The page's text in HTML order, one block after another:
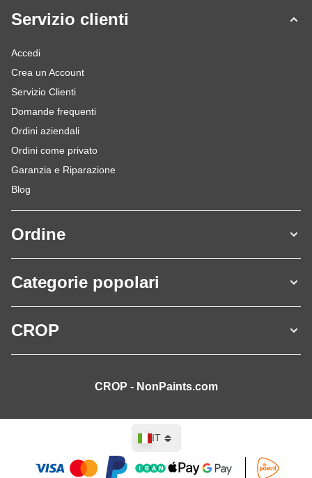
Servizio clienti
Accedi
Crea un Account
Servizio Clienti
Domande frequenti
Ordini aziendali
Ordini come privato
Garanzia e Riparazione
Blog
Ordine
Categorie popolari
CROP
CROP - NonPaints.com
Lingua
IT